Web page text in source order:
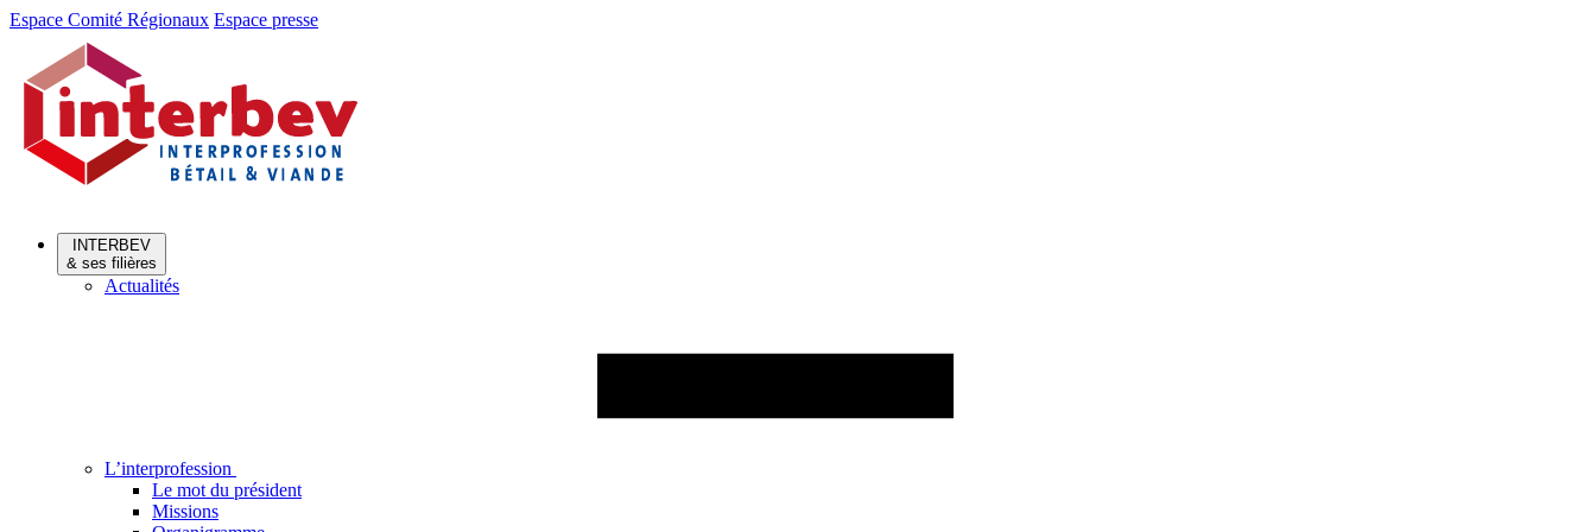
Aller
Aller
contenu
Espace Comité Régionaux Espace presse
INTERBEV
& ses filières
Actualités
L’interprofession
Le mot du président
Missions